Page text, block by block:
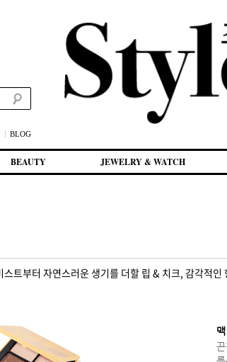
BLOG
BEAUTY JEWELRY & WATCH
트부터 자연스러운 생기를 더할 립 & 치크, 감각적